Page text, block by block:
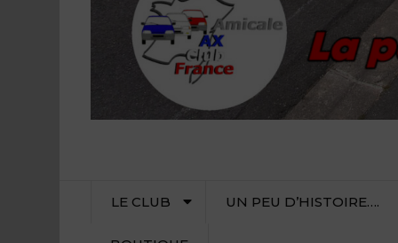
LE CLUB UN PEU D’HISTOIRE….